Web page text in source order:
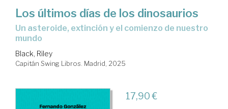
Los últimos días de los dinosaurios
Un asteroide, extinción y el comienzo de nuestro
mundo
Black, Riley
Capitán Swing Libros. Madrid, 2025
17,90 €